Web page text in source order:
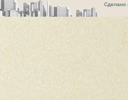
Сделано